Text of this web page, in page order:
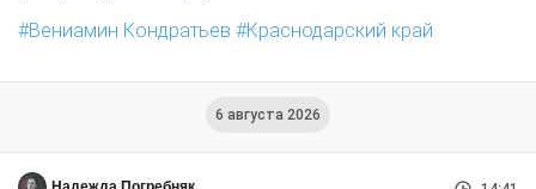
Вениамин Кондратьев
Краснодарский край
6 августа 2026